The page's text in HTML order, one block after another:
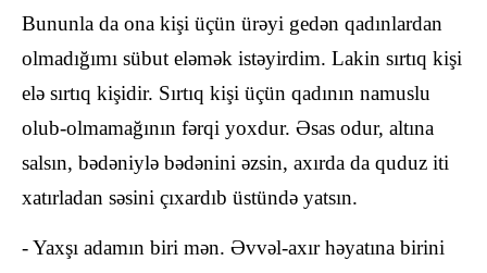
Bununla da ona kişi üçün ürəyi gedən qadınlardan
olmadığımı sübut eləmək istəyirdim. Lakin sırtıq kişi
elə sırtıq kişidir. Sırtıq kişi üçün qadının namuslu
olub-olmamağının fərqi yoxdur. Əsas odur, altına
salsın, bədəniylə bədənini əzsin, axırda da quduz iti
xatırladan səsini çıxardıb üstündə yatsın.
- Yaxşı adamın biri mən. Əvvəl-axır həyatına birini